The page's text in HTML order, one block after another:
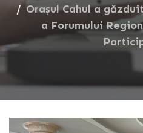
Orașul Cahul a
a Forumului